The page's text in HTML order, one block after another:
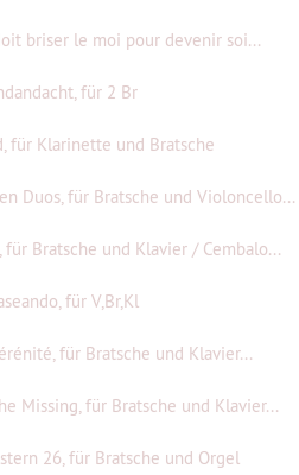
briser le moi pour devenir soi...
für 2 Br
für Klarinette und Bratsche
Duos, für Bratsche und Violoncello...
für Bratsche und Klavier / Cembalo...
für V,Br,Kl
für Bratsche und Klavier...
Missing, für Bratsche und Klavier...
26, für Bratsche und Orgel